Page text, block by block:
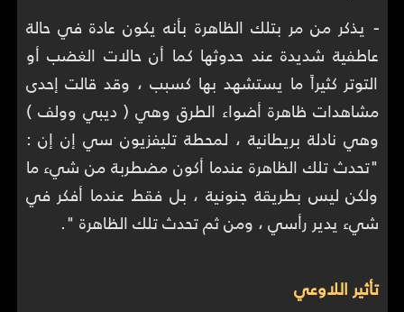
- يذكر من مر بتلك الظاهرة بأنه يكون عادة في حالة
عاطفية شديدة عند حدوثها كما أن حالات الغضب أو
التوتر كثيراً ما يستشهد بها كسبب ، وقد قالت إحدى
مشاهدات ظاهرة أضواء الطرق وهي ( ديبي وولف )
وهي نادلة بريطانية ، لمحطة تليفزيون سي إن إن :
"تحدث تلك الظاهرة عندما أكون مضطربة من شيء ما
ولكن ليس بطريقة جنونية ، بل فقط عندما أفكر في
شيء يدير رأسي ، ومن ثم تحدث تلك الظاهرة ".
تأثير اللاوعي